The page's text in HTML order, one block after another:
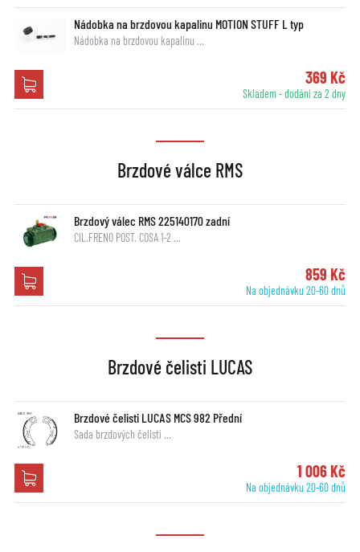
Nádobka na brzdovou kapalinu MOTION STUFF L typ
Nádobka na brzdovou kapalinu …
369 Kč
Skladem - dodání za 2 dny
Brzdové válce RMS
Brzdový válec RMS 225140170 zadní
CIL.FRENO POST. COSA 1-2 …
859 Kč
Na objednávku 20-60 dnů
Brzdové čelisti LUCAS
Brzdové čelisti LUCAS MCS 982 Přední
Sada brzdových čelistí …
1 006 Kč
Na objednávku 20-60 dnů